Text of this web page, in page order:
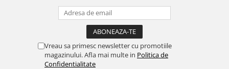
Vreau sa primesc newsletter cu promotiile
magazinului. Afla mai multe in Politica de
Confidentialitate